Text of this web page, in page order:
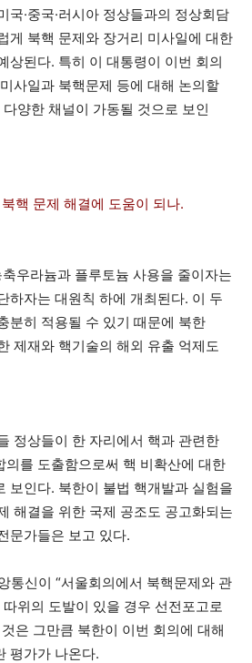
국·중국·러시아 정상들과의 정상회담
게 북핵 문제와 장거리 미사일에 대한
상된다. 특히 이 대통령이 이번 회의
사일과 북핵문제 등에 대해 논의할
양한 채널이 가동될 것으로 보인
핵 문제 해결에 도움이 되나.
우라늄과 플루토늄 사용을 줄이자는
하자는 대원칙 하에 개최된다. 이 두
분히 적용될 수 있기 때문에 북한
제재와 핵기술의 해외 유출 억제도
정상들이 한 자리에서 핵과 관련한
의를 도출함으로써 핵 비확산에 대한
보인다. 북한이 불법 핵개발과 실험을
해결을 위한 국제 공조도 공고화되는
문가들은 보고 있다.
통신이 “서울회의에서 북핵문제와 관
위의 도발이 있을 경우 선전포고로
은 그만큼 북한이 이번 회의에 대해
평가가 나온다.